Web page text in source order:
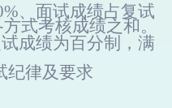
、面试成绩占复试
成绩为百分制，满
式考核成绩之和。
纪律及要求